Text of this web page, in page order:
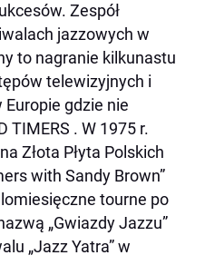
Zespół
jazzowych w
to nagranie kilkunastu
telewizyjnych i
gdzie nie
TIMERS . W 1975 r.
Złota Płyta Polskich
with Sandy Brown”
tourne po
„Gwiazdy Jazzu”
„Jazz Yatra” w